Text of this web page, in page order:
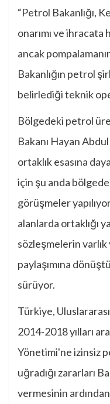
“Petrol Bakanlığı,
onarımı ve ihracata
ancak
Bakanlığın petrol
belirlediği teknik
Bölgedeki petrol
Bakanı Hayan
ortaklık esasına
için şu anda
görüşmeler
alanlarda ortaklığı
sözleşmelerin
paylaşımına
sürüyor.
Türkiye,
2014-2018 yılları
Yönetimi'ne izinsiz
uğradığı zararları
vermesinin